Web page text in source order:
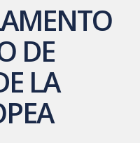
DE
LA